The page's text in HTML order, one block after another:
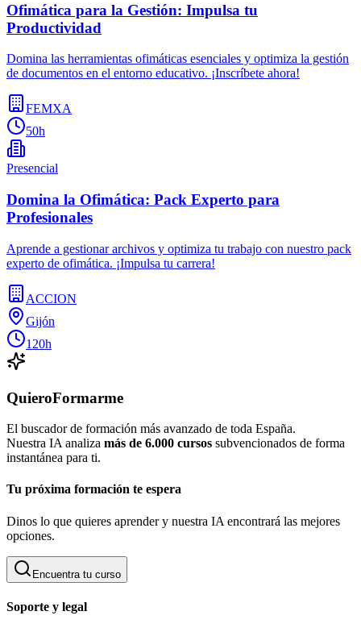
Ofimática para la Gestión: Impulsa tu
Productividad
Domina las herramientas ofimáticas esenciales y optimiza la gestión
de documentos en el entorno educativo. ¡Inscríbete ahora!
FEMXA
50h
Presencial
Domina la Ofimática: Pack Experto para
Profesionales
Aprende a gestionar archivos y optimiza tu trabajo con nuestro pack
experto de ofimática. ¡Impulsa tu carrera!
ACCION
Gijón
120h
QuieroFormarme
El buscador de formación más avanzado de toda España.
Nuestra IA analiza más de 6.000 cursos subvencionados de forma
instantánea para ti.
Tu próxima formación te espera
Dinos lo que quieres aprender y nuestra IA encontrará las mejores
opciones.
Encuentra tu curso
Soporte y legal